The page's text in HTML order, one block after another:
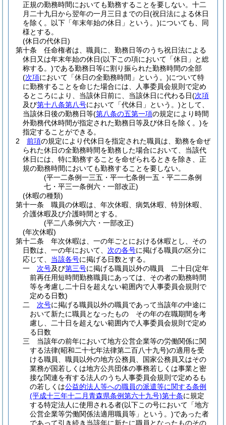
正規の勤務時間においても勤務することを要しない。 十二
月二十九日から翌年の一月三日までの日(祝日法による休日
を除く。以下「年末年始の休日」という。)についても、同
様とする。
(休日の代休日)
第十条
任命権者は、職員に、勤務日等のうち祝日法による
休日又は年末年始の休日(以下この項において「休日」と総
称する。)である勤務日等に割り振られた勤務時間の全部
(次項において「休日の全勤務時間」という。)について特
に勤務することを命じた場合には、人事委員会規則で定め
るところにより、当該休日前に、当該休日に代わる日(次項
及び第十八条第八号において「代休日」という。)として、
当該休日後の勤務日等(第八条の五第一項の規定により時間
外勤務代休時間が指定された勤務日等及び休日を除く。)を
指定することができる。
2
前項の規定により代休日を指定された職員は、勤務を命ぜ
られた休日の全勤務時間を勤務した場合において、当該代
休日には、特に勤務することを命ぜられるときを除き、正
規の勤務時間においても勤務することを要しない。
(平一二条例一三五・平一七条例一五・平二二条例
七・平三一条例六・一部改正)
(休暇の種類)
第十一条
職員の休暇は、年次休暇、病気休暇、特別休暇、
介護休暇及び介護時間とする。
(平二八条例六六・一部改正)
(年次休暇)
第十二条
年次休暇は、一の年ごとにおける休暇とし、その
日数は、一の年において、 次の各号に掲げる職員の区分に
応じて、 当該各号に掲げる日数とする。
一
次号及び第三号に掲げる職員以外の職員 二十日(定年
前再任用短時間勤務職員にあっては、その者の勤務時間
等を考慮し二十日を超えない範囲内で人事委員会規則で
定める日数)
二
次号に掲げる職員以外の職員であって当該年の中途に
おいて新たに職員となったもの その年の在職期間を考
慮し、二十日を超えない範囲内で人事委員会規則で定め
る日数
三
当該年の前年において地方公営企業等の労働関係に関
する法律(昭和二十七年法律第二百八十九号)の適用を受
ける職員、職員以外の地方公務員、国家公務員又はその
業務が国若しくは地方公共団体の事務若しくは事業と密
接な関連を有する法人のうち人事委員会規則で定めるも
の若しくは公益的法人等への職員の派遣等に関する条例
(平成十三年十二月青森県条例第六十九号)第十条に規定
する特定法人に使用される者(以下この号において「地方
公営企業等労働関係法適用職員等」という。)であった者
であって引き続き当該年に新たに職員となったものその